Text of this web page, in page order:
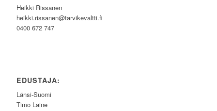
Heikki Rissanen
heikki.rissanen@tarvikevaltti.fi
0400 672 747
EDUSTAJA:
Länsi-Suomi
Timo Laine